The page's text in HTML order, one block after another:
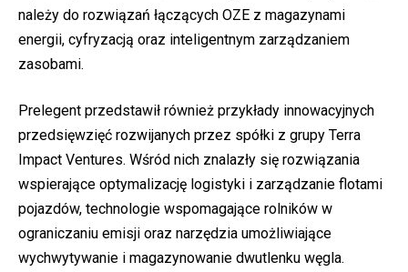
należy do rozwiązań łączących OZE z magazynami
energii, cyfryzacją oraz inteligentnym zarządzaniem
zasobami.
Prelegent przedstawił również przykłady innowacyjnych
przedsięwzięć rozwijanych przez spółki z grupy Terra
Impact Ventures. Wśród nich znalazły się rozwiązania
wspierające optymalizację logistyki i zarządzanie flotami
pojazdów, technologie wspomagające rolników w
ograniczaniu emisji oraz narzędzia umożliwiające
wychwytywanie i magazynowanie dwutlenku węgla.